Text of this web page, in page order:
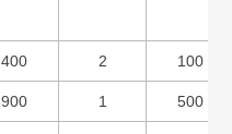
400 2 100
900 1 500